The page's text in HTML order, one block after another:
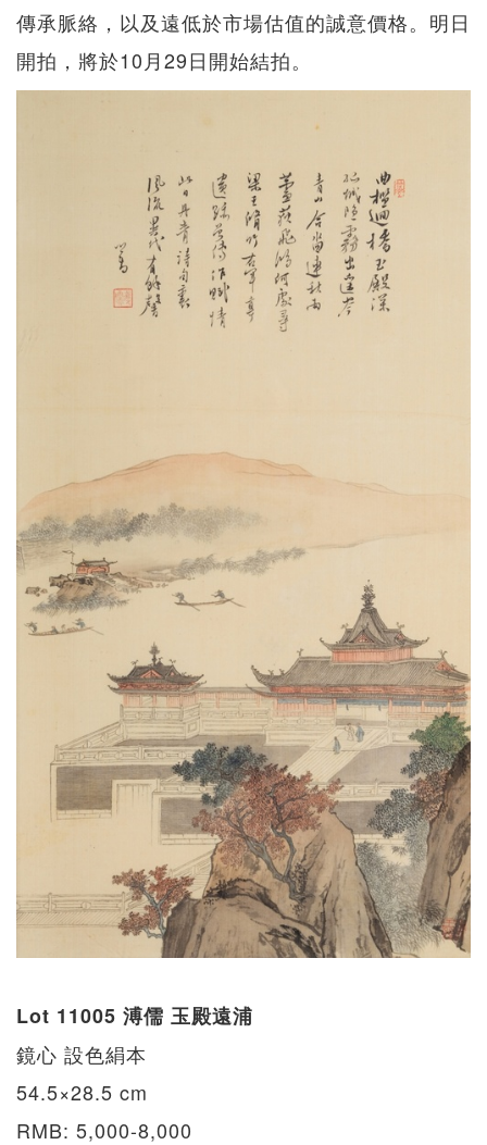
傳承脈絡，以及遠低於市場估值的誠意價格。明日
開拍，將於10月29日開始結拍。
Lot 11005 溥儒 玉殿遠浦
鏡心 設色絹本
54.5×28.5 cm
RMB: 5,000-8,000